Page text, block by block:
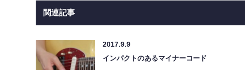
関連記事
2017.9.9
インパクトのあるマイナーコード